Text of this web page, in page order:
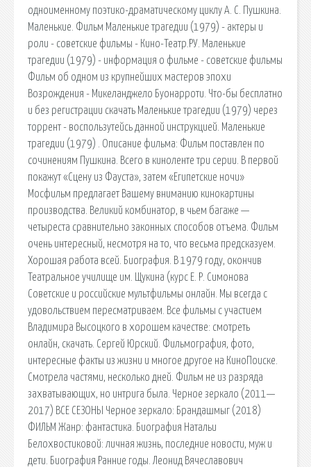
одноименному поэтико-драматическому циклу А. С. Пушкина.
Маленькие. Фильм Маленькие трагедии (1979) - актеры и
роли - советские фильмы - Кино-Театр.РУ. Маленькие
трагедии (1979) - информация о фильме - советские фильмы
Фильм об одном из крупнейших мастеров эпохи
Возрождения - Микеланджело Буонарроти. Что-бы бесплатно
и без регистрации скачать Маленькие трагедии (1979) через
торрент - воспользутейсь данной инструкцией. Маленькие
трагедии (1979) . Описание фильма: Фильм поставлен по
сочинениям Пушкина. Всего в киноленте три серии. В первой
покажут «Сцену из Фауста», затем «Египетские ночи»
Мосфильм предлагает Вашему вниманию кинокартины
производства. Великий комбинатор, в чьем багаже —
четыреста сравнительно законных способов отъема. Фильм
очень интересный, несмотря на то, что весьма предсказуем.
Хорошая работа всей. Биография. В 1979 году, окончив
Театральное училище им. Щукина (курс Е. Р. Симонова
Советские и российские мультфильмы онлайн. Мы всегда с
удовольствием пересматриваем. Все фильмы с участием
Владимира Высоцкого в хорошем качестве: смотреть
онлайн, скачать. Сергей Юрский. Фильмография, фото,
интересные факты из жизни и многое другое на КиноПоиске.
Смотрела частями, несколько дней. Фильм не из разряда
захватывающих, но интрига была. Черное зеркало (2011—
2017) ВСЕ СЕЗОНЫ Черное зеркало: Брандашмыг (2018)
ФИЛЬМ Жанр: фантастика. Биография Натальи
Белохвостиковой: личная жизнь, последние новости, муж и
дети. Биография Ранние годы. Леонид Вячеславович